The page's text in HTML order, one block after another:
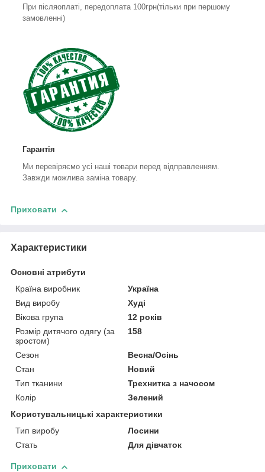
При післяоплаті, передоплата 100грн(тільки при першому
замовленні)
Гарантія
Ми перевіряємо усі наші товари перед відправленням.
Завжди можлива заміна товару.
Приховати
Характеристики
Основні атрибути
Країна виробник
Україна
Вид виробу
Худі
Вікова група
12 років
Розмір дитячого одягу (за
зростом)
158
Сезон
Весна/Осінь
Стан
Новий
Тип тканини
Трехнитка з начосом
Колір
Зелений
Користувальницькі характеристики
Тип виробу
Лосини
Стать
Для дівчаток
Приховати